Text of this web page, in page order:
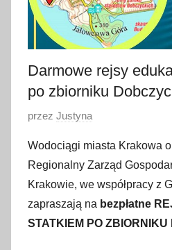
Darmowe rejsy
po zbiorniku
O
u
b
l
i
k
przez Justyna
Wodociągi miasta Krakowa
Regionalny Zarząd
Krakowie, we współpracy z
zapraszają na bezpłatne
STATKIEM PO ZBIORNIKU